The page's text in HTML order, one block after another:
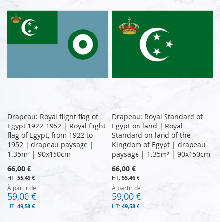
Drapeau: Royal flight flag of
Egypt 1922-1952 | Royal flight
flag of Egypt, from 1922 to
1952 | drapeau paysage |
1.35m² | 90x150cm
66,00 €
55,46 €
À partir de
59,00 €
49,58 €
Drapeau: Royal Standard of
Egypt on land | Royal
Standard on land of the
Kingdom of Egypt | drapeau
paysage | 1.35m² | 90x150cm
66,00 €
55,46 €
À partir de
59,00 €
49,58 €